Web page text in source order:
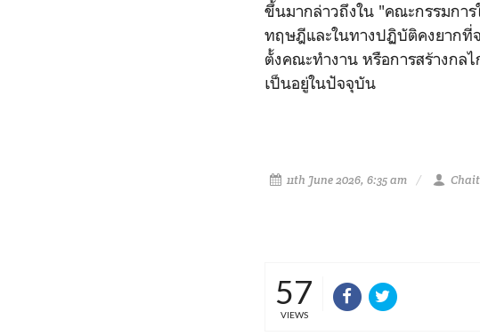
ขึ้นมากล่าวถึงใน "คณะกรรมกา
ทฤษฎีและในทางปฏิบัติคงยากที่
ตั้งคณะทำงาน หรือการสร้างกล
เป็นอยู่ในปัจจุบัน
11th June 2026, 6:35 am
57
VIEWS